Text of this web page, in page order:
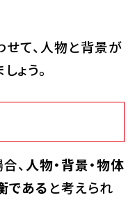
て、人物と背景が
ょう。
、 人物・背景・物体
である と考えられ